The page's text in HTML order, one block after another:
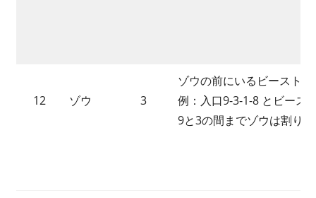
12 ゾウ 3
ゾウの前にいるビースト
例：入口9-3-1-8 とビース
9と3の間までゾウは割り